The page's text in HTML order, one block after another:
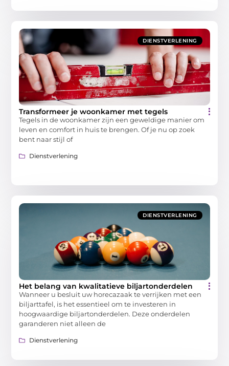
DIENSTVERLENING
Transformeer je woonkamer met tegels
Tegels in de woonkamer zijn een geweldige manier om
leven en comfort in huis te brengen. Of je nu op zoek
bent naar stijl of
Dienstverlening
DIENSTVERLENING
Het belang van kwalitatieve biljartonderdelen
Wanneer u besluit uw horecazaak te verrijken met een
biljarttafel, is het essentieel om te investeren in
hoogwaardige biljartonderdelen. Deze onderdelen
garanderen niet alleen de
Dienstverlening